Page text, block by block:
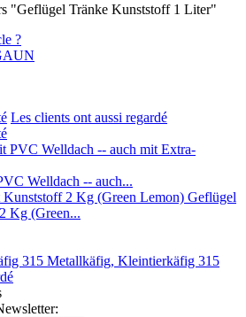
"Geflügel Tränke Kunststoff 1 Liter"
?
Les clients ont aussi regardé
Welldach -- auch...
Geflügel
Kg (Green...
Metallkäfig, Kleintierkäfig 315